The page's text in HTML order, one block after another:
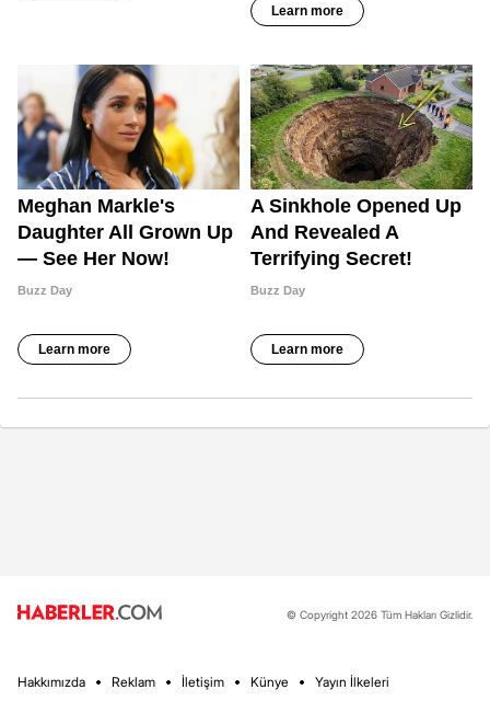
© Copyright 2026 Tüm Hakları Gizlidir.
Hakkımızda Reklam İletişim Künye Yayın İlkeleri